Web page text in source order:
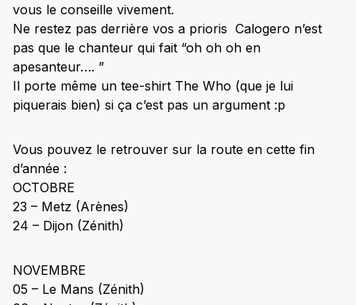
vous le conseille vivement.
Ne restez pas derrière vos a prioris Calogero n’est
pas que le chanteur qui fait “oh oh oh en
apesanteur…. ”
Il porte même un tee-shirt The Who (que je lui
piquerais bien) si ça c’est pas un argument :p
Vous pouvez le retrouver sur la route en cette fin
d’année :
OCTOBRE
23 – Metz (Arènes)
24 – Dijon (Zénith)
NOVEMBRE
05 – Le Mans (Zénith)